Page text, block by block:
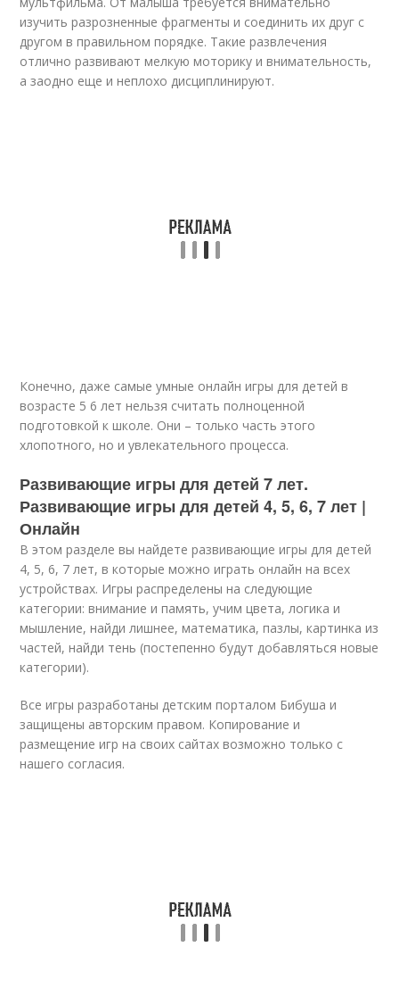
изучить разрозненные фрагменты и соединить их друг с
другом в правильном порядке. Такие развлечения
отлично развивают мелкую моторику и внимательность,
а заодно еще и неплохо дисциплинируют.
Конечно, даже самые умные онлайн игры для детей в
возрасте 5 6 лет нельзя считать полноценной
подготовкой к школе. Они – только часть этого
хлопотного, но и увлекательного процесса.
Развивающие игры для детей 7 лет.
Развивающие игры для детей 4, 5, 6, 7 лет |
Онлайн
В этом разделе вы найдете развивающие игры для детей
4, 5, 6, 7 лет, в которые можно играть онлайн на всех
устройствах. Игры распределены на следующие
категории: внимание и память, учим цвета, логика и
мышление, найди лишнее, математика, пазлы, картинка из
частей, найди тень (постепенно будут добавляться новые
категории).
Все игры разработаны детским порталом Бибуша и
защищены авторским правом. Копирование и
размещение игр на своих сайтах возможно только с
нашего согласия.